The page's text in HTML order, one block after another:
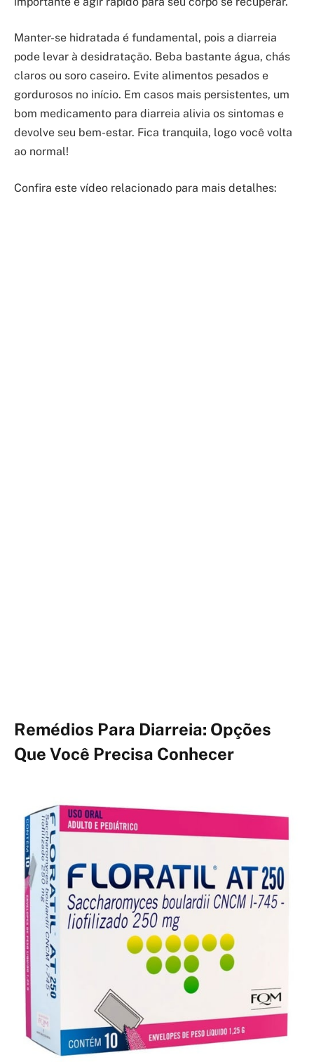
Manter-se hidratada é fundamental, pois a diarreia
pode levar à desidratação. Beba bastante água, chás
claros ou soro caseiro. Evite alimentos pesados e
gordurosos no início. Em casos mais persistentes, um
bom medicamento para diarreia alivia os sintomas e
devolve seu bem-estar. Fica tranquila, logo você volta
ao normal!
Confira este vídeo relacionado para mais detalhes:
Remédios Para Diarreia: Opções
Que Você Precisa Conhecer